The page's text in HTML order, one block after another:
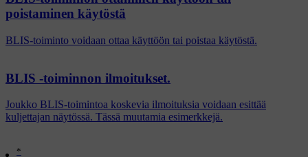
*
poistaminen käytöstä
BLIS-toiminto voidaan ottaa käyttöön tai poistaa käytöstä.
BLIS -toiminnon ilmoitukset.
Joukko BLIS-toimintoa koskevia ilmoituksia voidaan esittää
kuljettajan näytössä. Tässä muutamia esimerkkejä.